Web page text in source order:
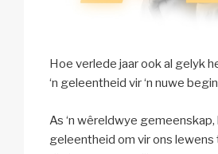
Hoe verlede jaar ook al gelyk
‘n geleentheid vir ‘n nuwe
As ‘n wêreldwye gemeenskap,
geleentheid om vir ons